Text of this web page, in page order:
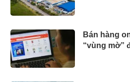
Bán hàng
“vùng mờ”